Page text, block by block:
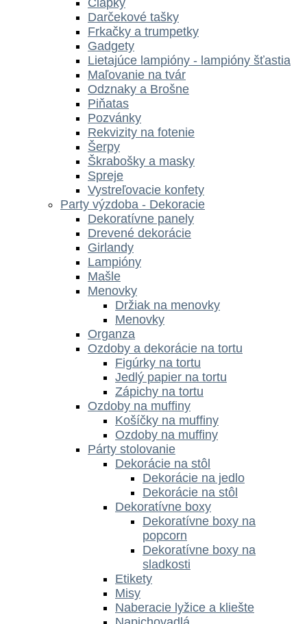
Darčekové tašky
Frkačky a trumpetky
Gadgety
Lietajúce lampióny - lampióny šťastia
Maľovanie na tvár
Odznaky a Brošne
Piňatas
Pozvánky
Rekvizity na fotenie
Šerpy
Škrabošky a masky
Spreje
Vystreľovacie konfety
Party výzdoba - Dekoracie
Dekoratívne panely
Drevené dekorácie
Girlandy
Lampióny
Mašle
Menovky
Držiak na menovky
Menovky
Organza
Ozdoby a dekorácie na tortu
Figúrky na tortu
Jedlý papier na tortu
Zápichy na tortu
Ozdoby na muffiny
Košíčky na muffiny
Ozdoby na muffiny
Párty stolovanie
Dekorácie na stôl
Dekorácie na jedlo
Dekorácie na stôl
Dekoratívne boxy
Dekoratívne boxy na
popcorn
Dekoratívne boxy na
sladkosti
Etikety
Misy
Naberacie lyžice a kliešte